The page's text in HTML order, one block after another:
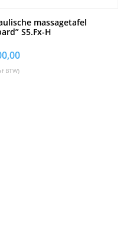
massagetafel
S5.Fx-H
BTW)